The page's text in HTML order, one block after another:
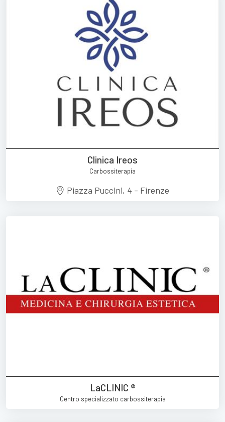
Clinica Ireos
Carbossiterapia
Piazza Puccini, 4 - Firenze
LaCLINIC ®
Centro specializzato carbossiterapia